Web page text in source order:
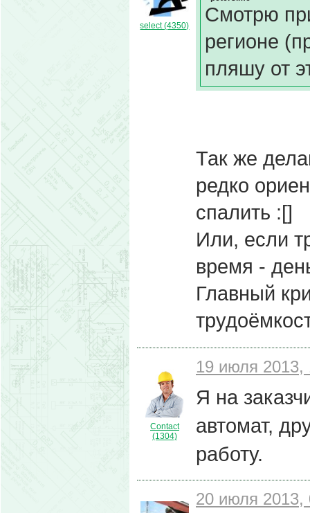
select (4350)
Смотрю
регионе
пляшу от
Так же
редко
спалить :[]
Или, если
время -
Главный
Contact
(1304)
19 июля 2013,
Я на
автомат,
работу.
20 июля 2013,